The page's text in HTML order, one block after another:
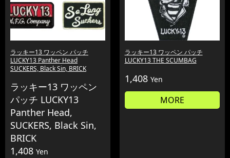
ラッキー13 ワッペン パッチ
LUCKY13 Panther Head
SUCKERS, Black Sin, BRICK
ラッキー13 ワッペン
パッチ LUCKY13
Panther Head,
SUCKERS, Black Sin,
BRICK
1,408 Yen
ラッキー13 ワッペン パッチ
LUCKY13 THE SCUMBAG
1,408 Yen
MORE